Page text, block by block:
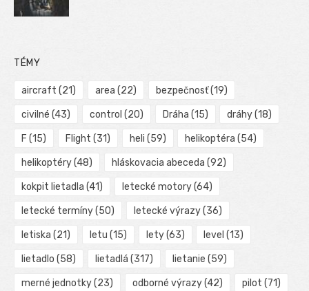
TÉMY
aircraft (21) area (22) bezpečnosť(19)
civilné (43) control (20) Dráha (15) dráhy(18)
F (15) Flight (31) heli (59) helikoptéra (54)
helikoptéry(48) hláskovacia abeceda (92)
kokpit lietadla (41) letecké motory(64)
letecké termíny(50) letecké výrazy(36)
letiska (21) letu (15) lety(63) level (13)
lietadlo (58) lietadlá (317) lietanie (59)
merné jednotky(23) odborné výrazy(42) pilot (71)